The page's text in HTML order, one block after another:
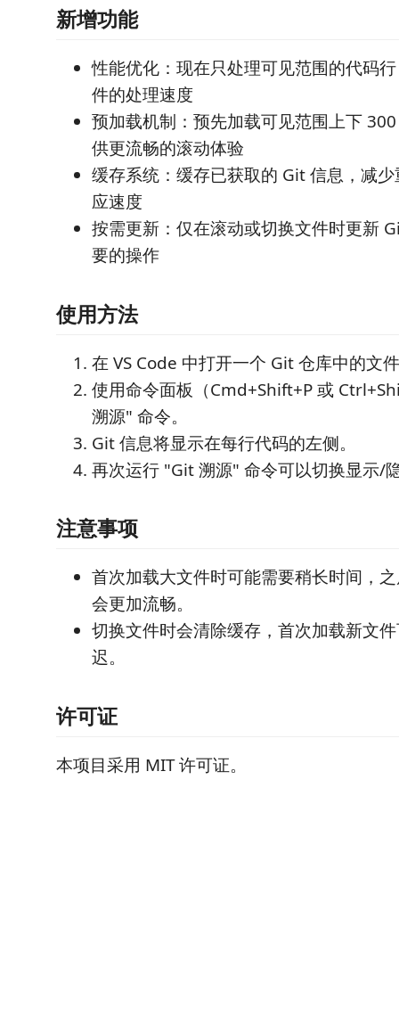
新增功能
性能优化：现在只处理可见范围的代码
件的处理速度
预加载机制：预先加载可见范围上下
供更流畅的滚动体验
缓存系统：缓存已获取的 Git 信息，减
应速度
按需更新：仅在滚动或切换文件时更新
要的操作
使用方法
在 VS Code 中打开一个 Git 仓库中的文
使用命令面板（Cmd+Shift+P 或
溯源" 命令。
Git 信息将显示在每行代码的左侧。
再次运行 "Git 溯源" 命令可以切换显示/
注意事项
首次加载大文件时可能需要稍长时间，
会更加流畅。
切换文件时会清除缓存，首次加载新文
迟。
许可证
本项目采用 MIT 许可证。